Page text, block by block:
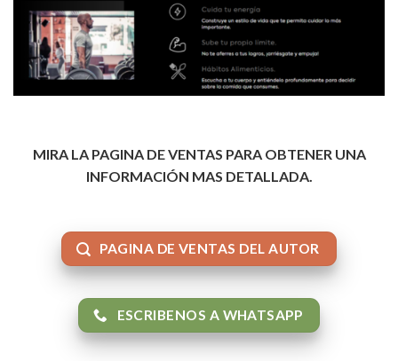
MIRA LA PAGINA DE VENTAS PARA OBTENER UNA
INFORMACIÓN MAS DETALLADA.
PAGINA DE VENTAS DEL AUTOR
ESCRIBENOS A WHATSAPP